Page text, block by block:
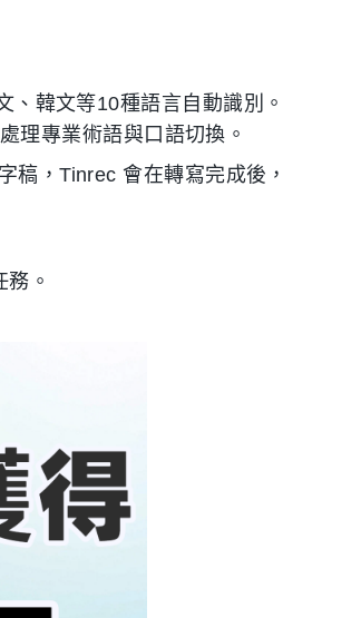
、韓文等10種語言自動識別。
理專業術語與口語切換。
稿，Tinrec 會在轉寫完成後，
。